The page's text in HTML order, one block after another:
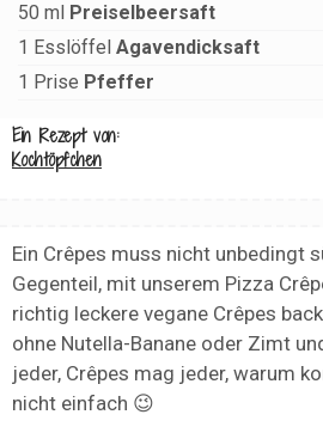
50 ml
Preiselbeersaft
1 Esslöffel Agavendicksaft
1 Prise Pfeffer
Ein Rezept von:
Kochtöpfchen
Ein Crêpes muss nicht unbedingt
Gegenteil, mit unserem Pizza
richtig leckere vegane Crêpes
ohne Nutella-Banane oder Zimt
jeder, Crêpes mag jeder, warum
nicht einfach 😉